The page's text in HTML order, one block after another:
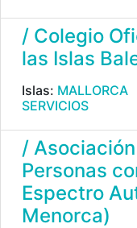
/ Colegio
las Islas
Islas: MALLORCA
SERVICIOS
/
Personas
Espectro
Menorca)